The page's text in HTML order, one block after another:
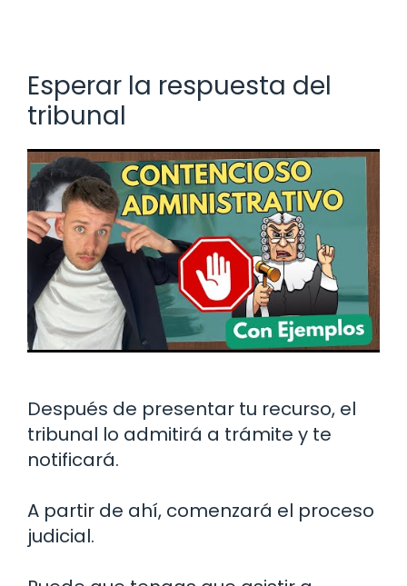
Esperar la respuesta del
tribunal
Después de presentar tu recurso, el
tribunal lo admitirá a trámite y te
notificará.
A partir de ahí, comenzará el proceso
judicial.